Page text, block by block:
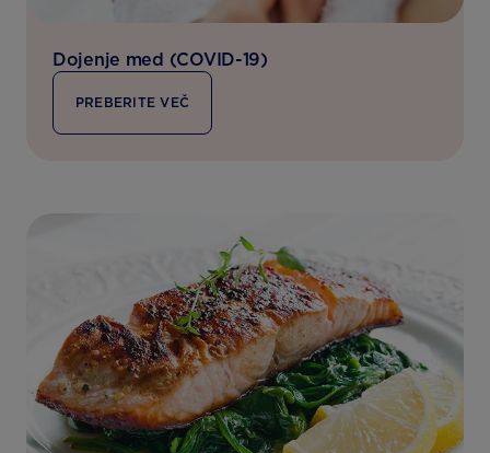
Dojenje med (COVID-19)
PREBERITE VEČ